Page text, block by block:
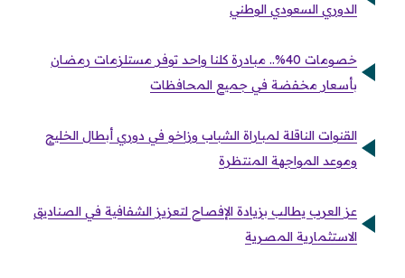
الدوري السعودي الوطني
خصومات 40%.. مبادرة كلنا واحد توفر مستلزمات رمضان
بأسعار مخفضة في جميع المحافظات
القنوات الناقلة لمباراة الشباب وزاخو في دوري أبطال الخليج
وموعد المواجهة المنتظرة
عز العرب يطالب بزيادة الإفصاح لتعزيز الشفافية في الصناديق
الاستثمارية المصرية